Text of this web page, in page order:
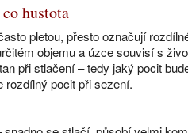
hustota
pletou, přesto označují
objemu a úzce souvisí s
při stlačení – tedy jaký pocit
rozdílný pocit při sezení.